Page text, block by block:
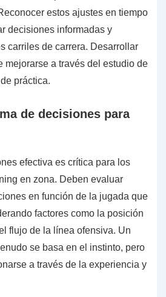
estos ajustes en tiempo
decisiones informadas y
carriles de carrera. Desarrollar
mejorarse a través del estudio de
práctica.
de decisiones para
efectiva es crítica para los
en zona. Deben evaluar
en función de la jugada que
factores como la posición
flujo de la línea ofensiva. Un
se basa en el instinto, pero
a través de la experiencia y